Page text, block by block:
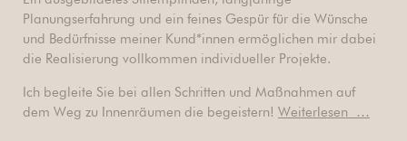
Planungserfahrung und ein feines Gespür für die Wünsche
und Bedürfnisse meiner Kund*innen ermöglichen mir dabei
die Realisierung vollkommen individueller Projekte.
Ich begleite Sie bei allen Schritten und Maßnahmen auf
dem Weg zu Innenräumen die begeistern! Weiterlesen …